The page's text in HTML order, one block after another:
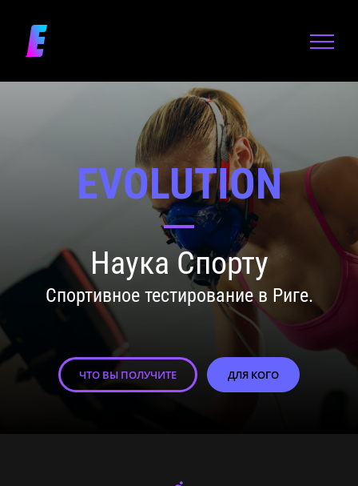
content
EVOLUTION
Наука Спорту
Спортивное тестирование в Риге.
ЧТО ВЫ ПОЛУЧИТЕ ДЛЯ КОГО